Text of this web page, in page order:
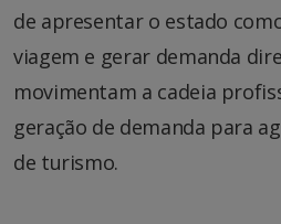
de apresentar o estado
viagem e gerar demanda
movimentam a cadeia
geração de demanda para
de turismo.